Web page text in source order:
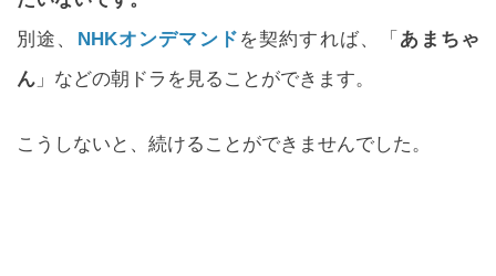
別途、 NHKオンデマンド を契約すれば、「 あまちゃ
ん 」などの朝ドラを見ることができます。
こうしないと、続けることができませんでした。